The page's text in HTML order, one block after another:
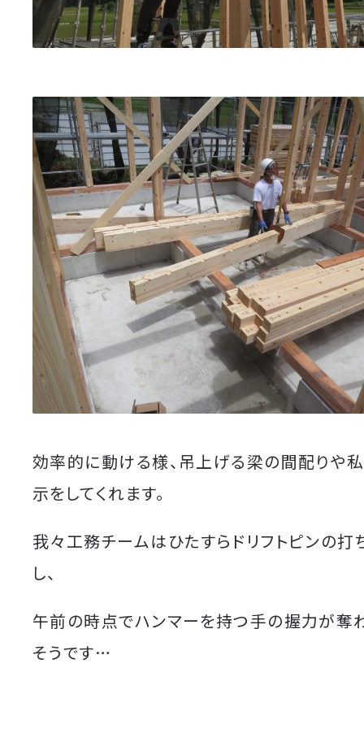
効率的に動ける様、吊上げる梁の間配りや
示をしてくれます。
我々工務チームはひたすらドリフトピンの
し、
午前の時点でハンマーを持つ手の握力が奪
そうです…